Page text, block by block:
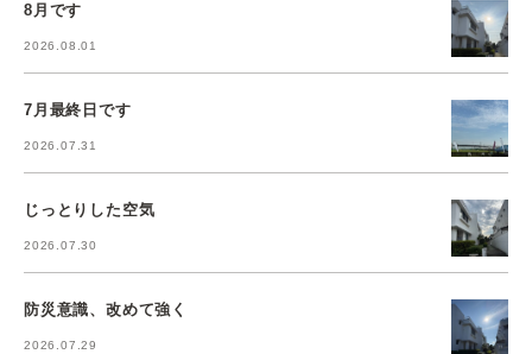
8月です
2026.08.01
7月最終日です
2026.07.31
じっとりした空気
2026.07.30
防災意識、改めて強く
2026.07.29